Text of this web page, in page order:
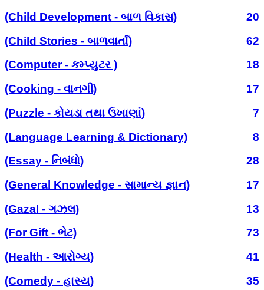
(Child Development - બાળ વિકાસ)
20
(Child Stories - બાળવાર્તા)
62
(Computer - કમ્પ્યુટર )
18
(Cooking - વાનગી)
17
(Puzzle - કોયડા તથા ઉખાણાં)
7
(Language Learning & Dictionary)
8
(Essay - નિબંધો)
28
(General Knowledge - સામાન્ય જ્ઞાન)
17
(Gazal - ગઝલ)
13
(For Gift - ભેટ)
73
(Health - આરોગ્ય)
41
(Comedy - હાસ્ય)
35